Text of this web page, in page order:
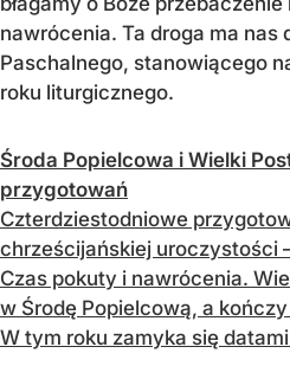
nawrócenia. Ta droga ma nas
Paschalnego, stanowiącego
roku liturgicznego.
Środa Popielcowa i Wielki
przygotowań
Czterdziestodniowe
chrześcijańskiej uroczystości
Czas pokuty i nawrócenia.
w Środę Popielcową, a
W tym roku zamyka się